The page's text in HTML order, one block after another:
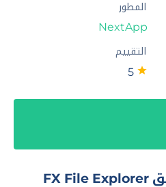
المطور
NextApp
التقييم
ما الجديد في تطبيق FX File Explorer